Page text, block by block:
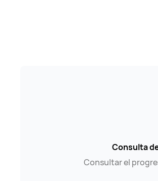
Consulta
Consultar el